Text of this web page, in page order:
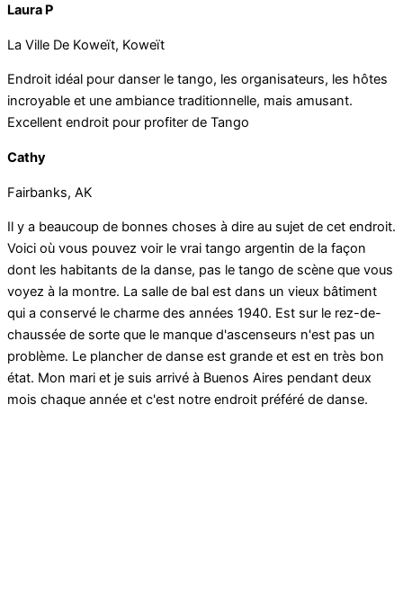
Laura P
La Ville De Koweït, Koweït
Endroit idéal pour danser le tango, les organisateurs, les hôtes
incroyable et une ambiance traditionnelle, mais amusant.
Excellent endroit pour profiter de Tango
Cathy
Fairbanks, AK
Il y a beaucoup de bonnes choses à dire au sujet de cet endroit.
Voici où vous pouvez voir le vrai tango argentin de la façon
dont les habitants de la danse, pas le tango de scène que vous
voyez à la montre. La salle de bal est dans un vieux bâtiment
qui a conservé le charme des années 1940. Est sur le rez-de-
chaussée de sorte que le manque d'ascenseurs n'est pas un
problème. Le plancher de danse est grande et est en très bon
état. Mon mari et je suis arrivé à Buenos Aires pendant deux
mois chaque année et c'est notre endroit préféré de danse.